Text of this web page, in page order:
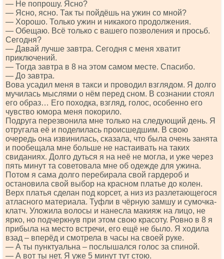
— Не попрошу. Ясно?
— Ясно, ясно. Так ты пойдёшь на ужин со мной?
— Хорошо. Только ужин и никакого продолжения.
— Обещаю. Всё только с вашего позволения и просьб.
Сегодня?
— Давай лучше завтра. Сегодня с меня хватит
приключений.
— Тогда завтра в 8 на этом самом месте. Спасибо.
— До завтра.
Вова усадил меня в такси и проводил взглядом. Я долго
мучилась мыслями о нём перед сном. В сознании стоял
его образ… Его походка, взгляд, голос, особенно его
чувство юмора меня покорило.
Подруга перезвонила мне только на следующий день. Я
отругала её и поделилась происшедшим. В свою
очередь она извинилась, сказала, что была очень занята
и пообещала мне больше не настаивать на таких
свиданиях. Долго дуться я на неё не могла, и уже через
пять минут та советовала мне об одежде для ужина.
Потом я сама долго перебирала свой гардероб и
остановила свой выбор на красном платье до колен.
Верх платья сделан под корсет, а низ из разлетающегося
атласного материала. Туфли в чёрную замшу и сумочка-
клатч. Уложила волосы и нанесла макияж на лицо, не
ярко, но подчеркнув при этом свою красоту. Ровно в 8 я
прибыла на место встречи, его ещё не было. Я ходила
взад – вперёд и смотрела в часы на своей руке.
— А ты пунктуальна – послышался голос за спиной.
— А вот ты нет. Я уже 5 минут тут стою.